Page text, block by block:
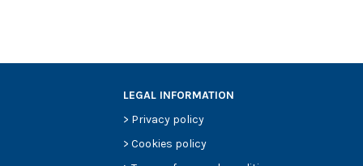
LEGAL INFORMATION
> Privacy policy
>Cookies policy